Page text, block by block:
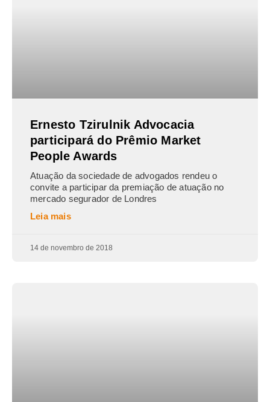
Ernesto Tzirulnik Advocacia
participará do Prêmio Market
People Awards
Atuação da sociedade de advogados rendeu o
convite a participar da premiação de atuação no
mercado segurador de Londres
Leia mais
14 de novembro de 2018